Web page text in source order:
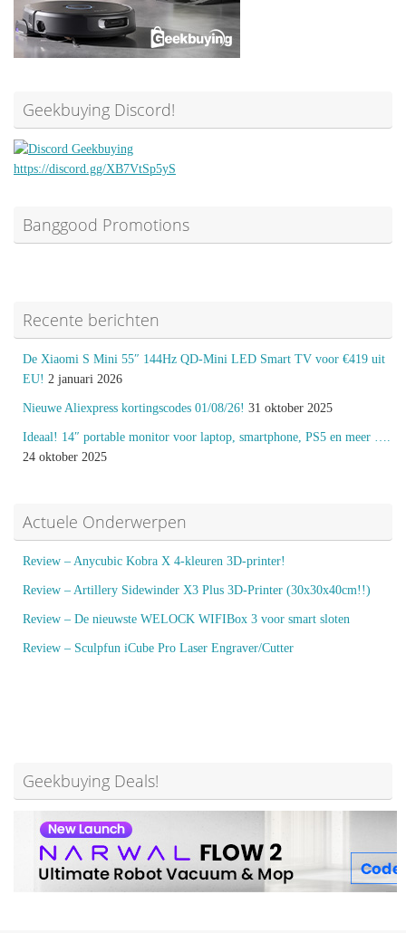
Geekbuying Discord!
https://discord.gg/XB7VtSp5yS
Banggood Promotions
Recente berichten
De Xiaomi S Mini 55″ 144Hz QD-Mini LED Smart TV voor €419 uit
EU! 2 januari 2026
Nieuwe Aliexpress kortingscodes 01/08/26! 31 oktober 2025
Ideaal! 14″ portable monitor voor laptop, smartphone, PS5 en meer ….
24 oktober 2025
Actuele Onderwerpen
Review – Anycubic Kobra X 4-kleuren 3D-printer!
Review – Artillery Sidewinder X3 Plus 3D-Printer (30x30x40cm!!)
Review – De nieuwste WELOCK WIFIBox 3 voor smart sloten
Review – Sculpfun iCube Pro Laser Engraver/Cutter
Geekbuying Deals!